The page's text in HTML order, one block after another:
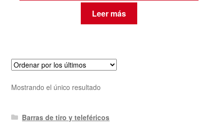
Leer más
Mostrando el único resultado
Barras de tiro y teleféricos